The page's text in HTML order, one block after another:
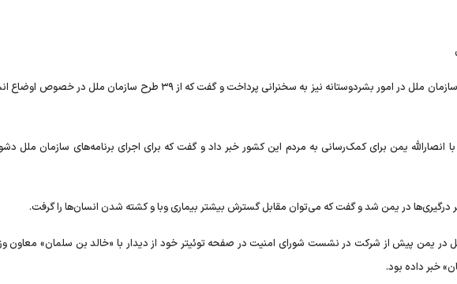
در ادامه «اورسولا مولر» معاون دبیرکل سازمان ملل در امور بشردوستانه نیز به سخنرانی پرداخت و گفت که از ۳۹ طرح سازمان
انصارالله یمن برای کمک‌رسانی به مردم این کشور خبر داد و گفت که برای اجرای برنامه‌های سازمان ملل
درگیری‌ها در یمن شد و گفت که می‌توان مقابل گسترش بیشتر بیماری وبا و کشته شدن انسان‌ها را گرفت.
در یمن پیش از شرکت در نشست شورای امنیت در صفحه توئیتر خود از دیدار با «خالد بن سلمان» معاون
خبر داده بود.